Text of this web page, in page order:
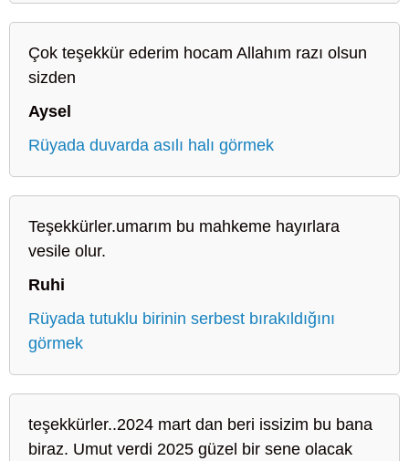
Çok teşekkür ederim hocam Allahım razı olsun
sizden
Aysel
Rüyada duvarda asılı halı görmek
Teşekkürler.umarım bu mahkeme hayırlara
vesile olur.
Ruhi
Rüyada tutuklu birinin serbest bırakıldığını
görmek
teşekkürler..2024 mart dan beri issizim bu bana
biraz. Umut verdi 2025 güzel bir sene olacak